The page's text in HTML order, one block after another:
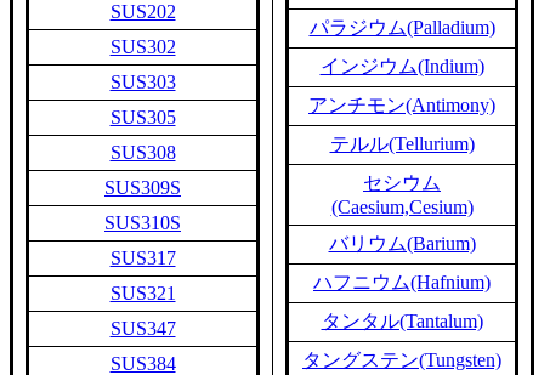
SUS202
SUS302
SUS303
SUS305
SUS308
SUS309S
SUS310S
SUS317
SUS321
SUS347
SUS384
パラジウム(Palladium)
インジウム(Indium)
アンチモン(Antimony)
テルル(Tellurium)
セシウム
(Caesium,Cesium)
バリウム(Barium)
ハフニウム(Hafnium)
タンタル(Tantalum)
タングステン(Tungsten)